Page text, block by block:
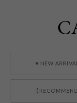
▼NEW
【RECOMMEND